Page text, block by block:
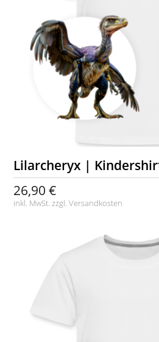
Lilarcheryx |
26,90 €
inkl. MwSt. zzgl.Versandkosten